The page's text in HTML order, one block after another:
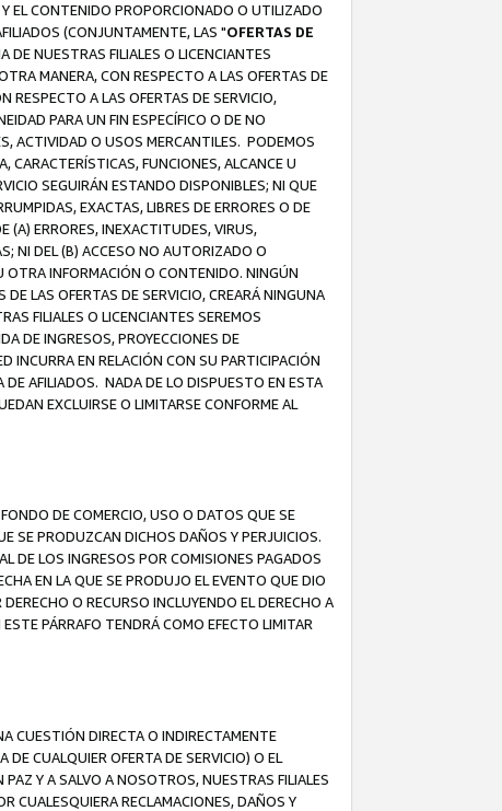
EL CONTENIDO PROPORCIONADO O UTILIZADO
(CONJUNTAMENTE, LAS "OFERTAS DE
NUESTRAS FILIALES O LICENCIANTES
MANERA, CON RESPECTO A LAS OFERTAS DE
RESPECTO A LAS OFERTAS DE SERVICIO,
PARA UN FIN ESPECÍFICO O DE NO
ACTIVIDAD O USOS MERCANTILES. PODEMOS
CARACTERÍSTICAS, FUNCIONES, ALCANCE U
SEGUIRÁN ESTANDO DISPONIBLES; NI QUE
EXACTAS, LIBRES DE ERRORES O DE
(A) ERRORES, INEXACTITUDES, VIRUS,
NI DEL (B) ACCESO NO AUTORIZADO O
OTRA INFORMACIÓN O CONTENIDO. NINGÚN
LAS OFERTAS DE SERVICIO, CREARÁ NINGUNA
FILIALES O LICENCIANTES SEREMOS
DE INGRESOS, PROYECCIONES DE
INCURRA EN RELACIÓN CON SU PARTICIPACIÓN
DE AFILIADOS. NADA DE LO DISPUESTO EN ESTA
EXCLUIRSE O LIMITARSE CONFORME AL
DE COMERCIO, USO O DATOS QUE SE
SE PRODUZCAN DICHOS DAÑOS Y PERJUICIOS.
DE LOS INGRESOS POR COMISIONES PAGADOS
EN LA QUE SE PRODUJO EL EVENTO QUE DIO
O RECURSO INCLUYENDO EL DERECHO A
PÁRRAFO TENDRÁ COMO EFECTO LIMITAR
CUESTIÓN DIRECTA O INDIRECTAMENTE
CUALQUIER OFERTA DE SERVICIO) O EL
Y A SALVO A NOSOTROS, NUESTRAS FILIALES
CUALESQUIERA RECLAMACIONES, DAÑOS Y